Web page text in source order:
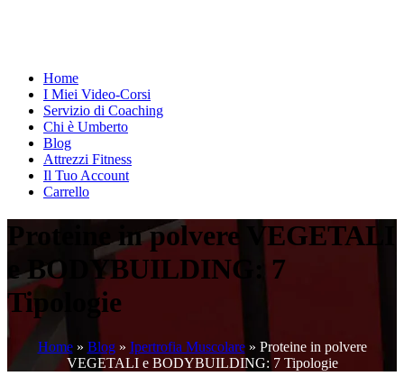
Home
I Miei Video-Corsi
Servizio di Coaching
Chi è Umberto
Blog
Attrezzi Fitness
Il Tuo Account
Carrello
Proteine in polvere VEGETALI
e BODYBUILDING: 7
Tipologie
Home» Blog» Ipertrofia Muscolare» Proteine in polvere
VEGETALI e BODYBUILDING: 7 Tipologie